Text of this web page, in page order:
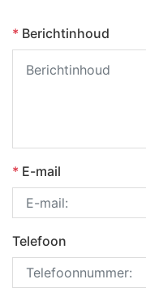
* Berichtinhoud
* E-mail
Telefoon